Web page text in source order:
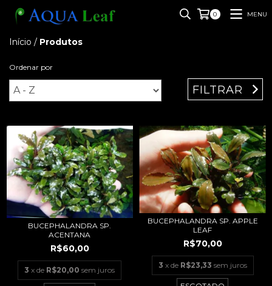
0 MENU
Início / Produtos
Ordenar por
FILTRAR
BUCEPHALANDRA SP.
ACENTANA
R$60,00
3 x de R$20,00 sem juros
BUCEPHALANDRA SP. APPLE
LEAF
R$70,00
3 x de R$23,33 sem juros